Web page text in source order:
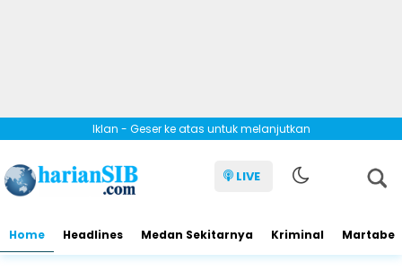
Iklan - Geser ke atas untuk melanjutkan
LIVE
Home Headlines Medan Sekitarnya Kriminal Martabe